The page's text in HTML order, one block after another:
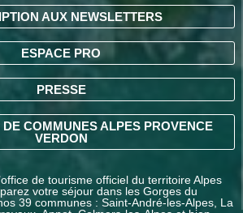
AUX NEWSLETTERS
ESPACE PRO
PRESSE
COMMUNES ALPES PROVENCE
VERDON
de tourisme officiel du territoire Alpes
votre séjour dans les Gorges du
39 communes : Saint-André-les-Alpes, La